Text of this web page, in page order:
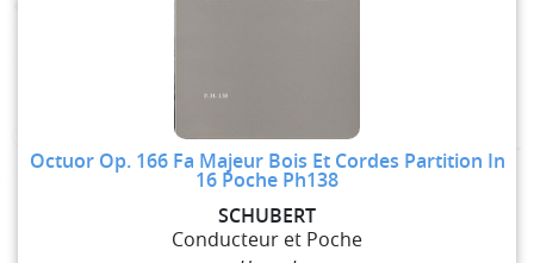
Octuor Op. 166 Fa Majeur Bois Et Cordes Partition In
16 Poche Ph138
SCHUBERT
Conducteur et Poche